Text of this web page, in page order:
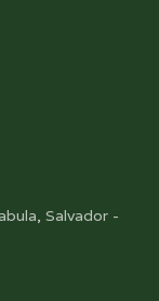
Salvador -